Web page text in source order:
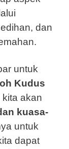
dan
untuk
Kudus
akan
kuasa-
untuk
dapat